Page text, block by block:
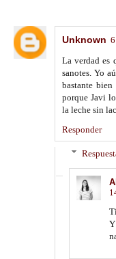
Unknown
La verdad es
sanotes. Yo
bastante
porque Javi
la leche sin
Responder